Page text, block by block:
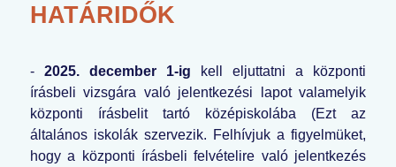
HATÁRIDŐK
- 2025. december 1-ig kell eljuttatni a központi
írásbeli vizsgára való jelentkezési lapot valamelyik
központi írásbelit tartó középiskolába (Ezt az
általános iskolák szervezik. Felhívjuk a figyelmüket,
hogy a központi írásbeli felvételire való jelentkezés